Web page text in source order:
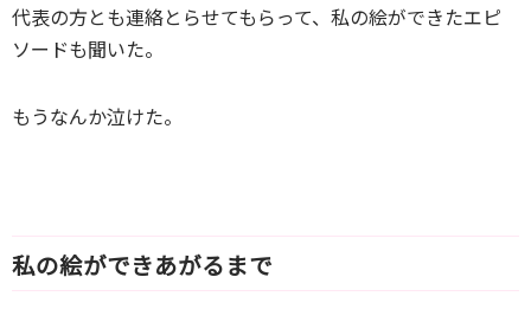
代表の方とも連絡とらせてもらって、私の絵ができたエピ
ソードも聞いた。
もうなんか泣けた。
私の絵ができあがるまで